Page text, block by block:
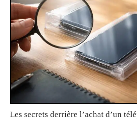
Les secrets derrière l’achat d’un